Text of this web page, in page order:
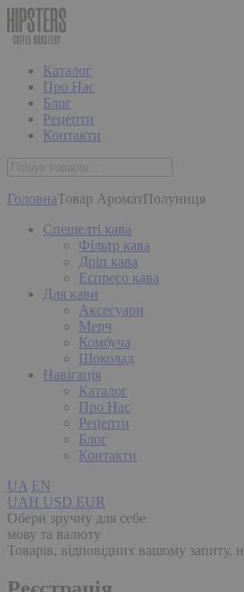
Каталог
Про Нас
Блог
Рецепти
Контакти
ГоловнаТовар АроматПолуниця
Спешелті кава
Фільтр кава
Дріп кава
Еспресо кава
Для кави
Аксесуари
Мерч
Комбуча
Шоколад
Навігація
Каталог
Про Нас
Рецепти
Блог
Контакти
UA EN
UAH USD EUR
Обери зручну для себе
мову та валюту
Товарів, відповідних вашому запиту,